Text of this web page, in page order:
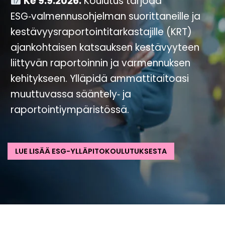
ESG‑valmennusohjelman suorittaneille ja
kestävyysraportointitarkastajille (KRT)
ajankohtaisen katsauksen kestävyyteen
liittyvän raportoinnin ja varmennuksen
kehitykseen. Ylläpidä ammattitaitoasi
muuttuvassa sääntely‑ ja
raportointiympäristössä.
LUE LISÄÄ ESG-YLLÄPITOKOULUTUKSESTA